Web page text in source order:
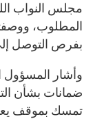
مجلس النواب
المطلوب،
بفرص التوصل
وأشار المسؤول
ضمانات بشأن
تمسك بموقف